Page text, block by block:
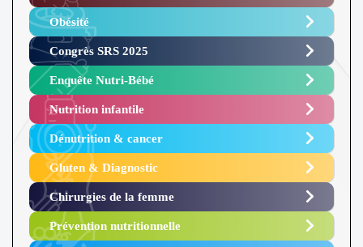
Obésité ​
Congrès SRS 2025 ​
Enquête Nutri-Bébé ​
Nutrition infantile
Dénutrition & cancer
Gluten & Diagnostic
Chirurgies de la femme
Prévention nutritionnelle